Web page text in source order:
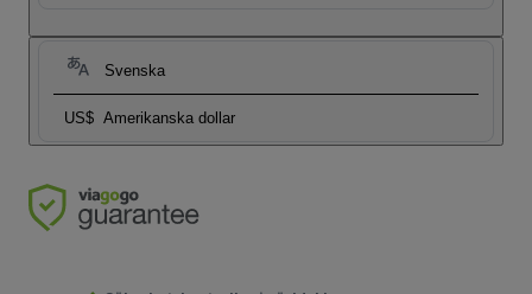
Svenska
US$ Amerikanska dollar